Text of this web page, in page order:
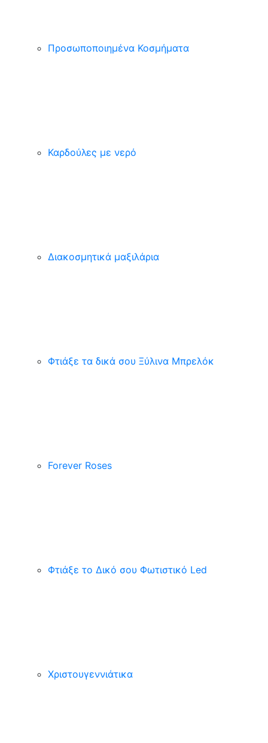
Προσωποποιημένα Κοσμήματα
Καρδούλες με νερό
Διακοσμητικά μαξιλάρια
Φτιάξε τα δικά σου Ξύλινα Μπρελόκ
Forever Roses
Φτιάξε το Δικό σου Φωτιστικό Led
Χριστουγεννιάτικα